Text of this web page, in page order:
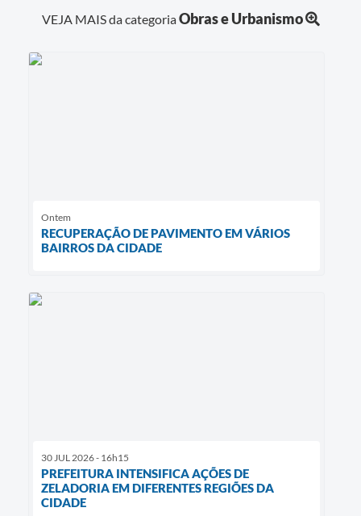
VEJA MAIS da categoriaObras e Urbanismo
Ontem
RECUPERAÇÃO DE PAVIMENTO EM VÁRIOS
BAIRROS DA CIDADE
30 JUL 2026 - 16h15
PREFEITURA INTENSIFICA AÇÕES DE
ZELADORIA EM DIFERENTES REGIÕES DA
CIDADE